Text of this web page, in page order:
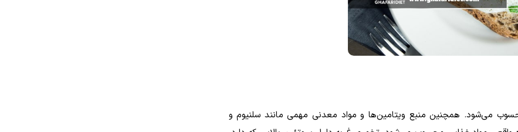
می‌شود. همچنین منبع ویتامین‌ها و مواد معدنی مهمی مانند سلنیوم و